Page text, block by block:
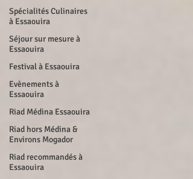
Spécialités Culinaires
à Essaouira
Séjour sur mesure à
Essaouira
Festival à Essaouira
Evènements à
Essaouira
Riad Médina Essaouira
Riad hors Médina &
Environs Mogador
Riad recommandés à
Essaouira